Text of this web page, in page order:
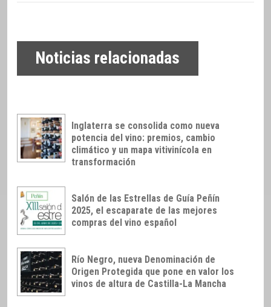
Noticias relacionadas
Inglaterra se consolida como nueva
potencia del vino: premios, cambio
climático y un mapa vitivinícola en
transformación
Salón de las Estrellas de Guía Peñín
2025, el escaparate de las mejores
compras del vino español
Río Negro, nueva Denominación de
Origen Protegida que pone en valor los
vinos de altura de Castilla-La Mancha